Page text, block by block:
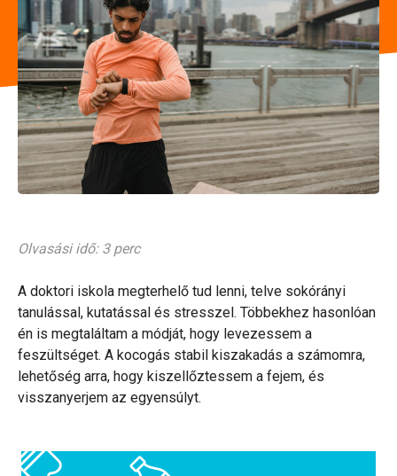
Olvasási idő: 3 perc
A doktori iskola megterhelő tud lenni, telve sokórányi
tanulással, kutatással és stresszel. Többekhez hasonlóan
én is megtaláltam a módját, hogy levezessem a
feszültséget. A kocogás stabil kiszakadás a számomra,
lehetőség arra, hogy kiszellőztessem a fejem, és
visszanyerjem az egyensúlyt.